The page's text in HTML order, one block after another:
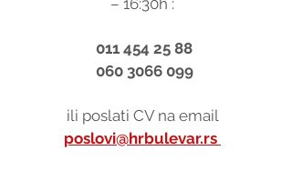
011 454 25 88
060 3066 099
ili poslati CV na email
poslovi@hrbulevar.rs